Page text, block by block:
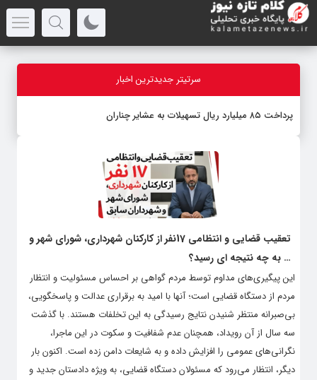
سرتیتر جدیدترین اخبار
پرداخت ۸۵ میلیارد ریال تسهیلات به عشایر چناران
تعقیب قضایی و انتظامی 17نفر از کارکنان شهرداری، شورای شهر و
… به چه نتیجه ای رسید؟
این پیگیری‌های مداوم توسط مردم گواهی بر احساس مسئولیت و انتظار
مردم از دستگاه قضایی است؛ آنها با امید به برقراری عدالت و پاسخگویی،
بی‌صبرانه منتظر شنیدن نتایج رسیدگی به این تخلفات هستند. با گذشت
سه سال از آن رویداد، همچنان عدم شفافیت و سکوت در این ماجرا،
نگرانی‌های عمومی را افزایش داده و به شایعات دامن زده است. اکنون بار
دیگر، انتظار می‌رود که مسئولان دستگاه قضایی، به ویژه دادستان جدید و